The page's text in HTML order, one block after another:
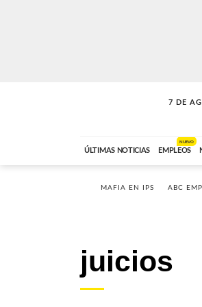
7 DE
A DE
ÚLTIMAS NOTICIAS EMPLEOS
NUEVO
MAFIA EN IPS ABC
juicios